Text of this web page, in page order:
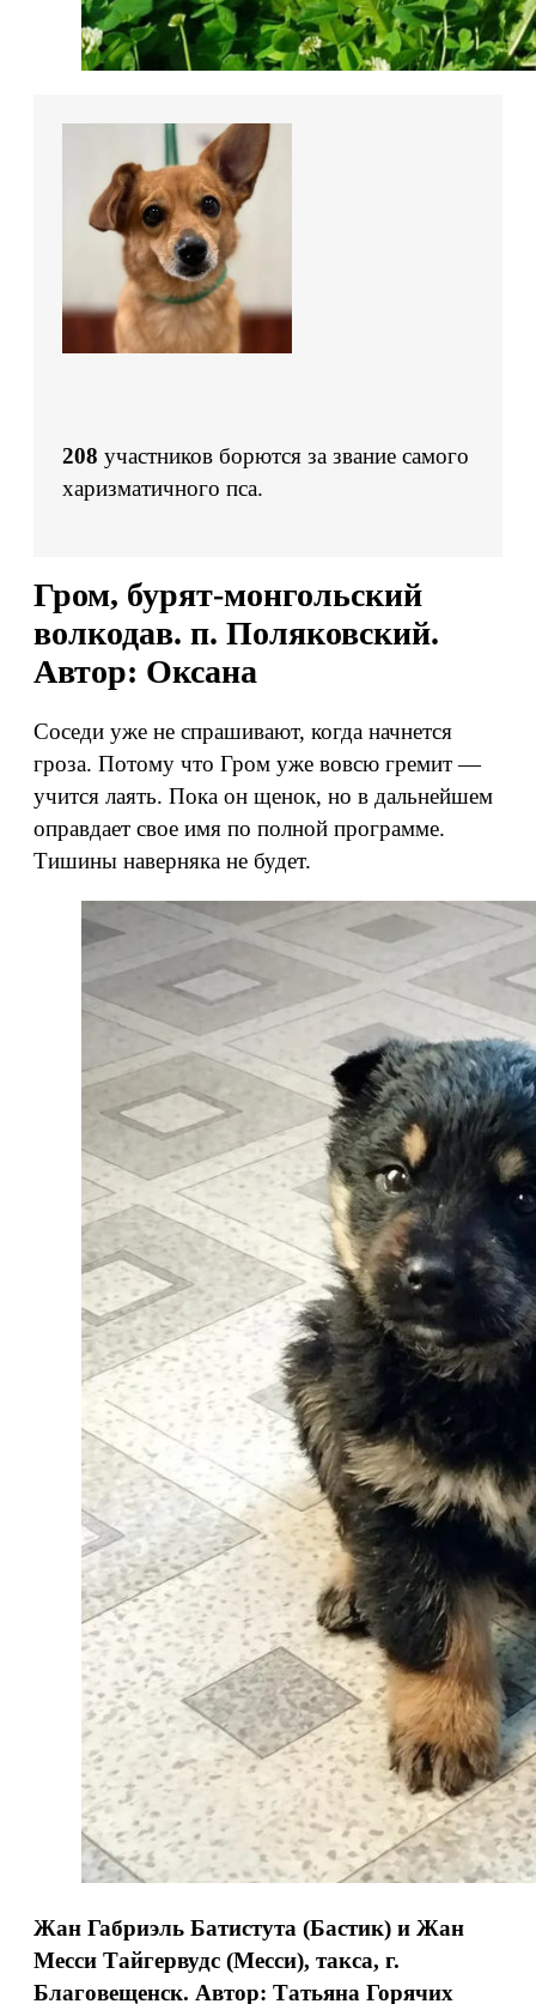
208 участников борются за звание самого
харизматичного пса.
Гром, бурят-монгольский
волкодав. п. Поляковский.
Автор: Оксана
Соседи уже не спрашивают, когда начнется
гроза. Потому что Гром уже вовсю гремит —
учится лаять. Пока он щенок, но в дальнейшем
оправдает свое имя по полной программе.
Тишины наверняка не будет.
Жан Габриэль Батистута (Бастик) и Жан
Месси Тайгервудс (Месси), такса, г.
Благовещенск. Автор: Татьяна Горячих